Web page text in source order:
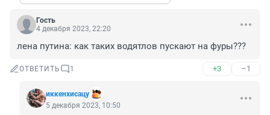
Гость
4 декабря 2023, 22:20
лена путина: как таких водятлов пускают на фуры???
ОТВЕТИТЬ 1 +3 –1
иккенхисацу
5 декабря 2023, 10:50